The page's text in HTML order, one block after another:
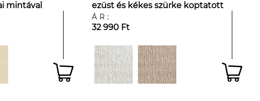
mintával
ezüst és kékes szürke koptatott
téglalap mintával
ÁR:
32 990 Ft